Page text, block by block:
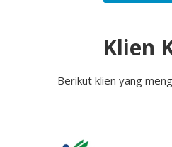
Klien
Berikut klien yang